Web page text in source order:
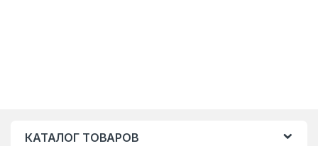
КАТАЛОГ ТОВАРОВ